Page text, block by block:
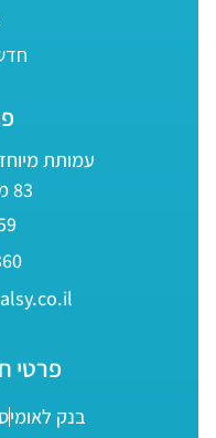
עמותת מיוחדים -
83 מעלה אדומים
פרטי
בנק לאומי